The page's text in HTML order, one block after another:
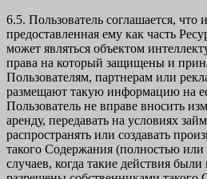
6.5. Пользователь соглашается, что
предоставленная ему как часть
может являться объектом
права на который защищены и
Пользователям, партнерам или
размещают такую информацию на
Пользователь не вправе вносить
аренду, передавать на условиях
распространять или создавать
такого Содержания (полностью
случаев, когда такие действия